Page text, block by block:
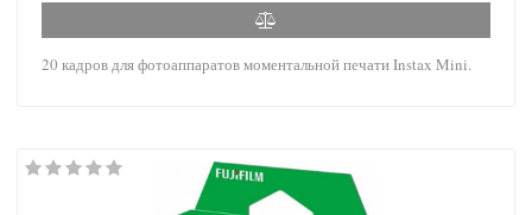
20 кадров для фотоаппаратов моментальной печати Instax Mini.